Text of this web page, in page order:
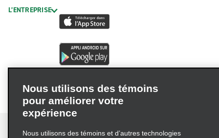
L’ENTREPRISE
Nous utilisons des témoins
pour améliorer votre
expérience
Nous utilisons des témoins et d’autres technologies